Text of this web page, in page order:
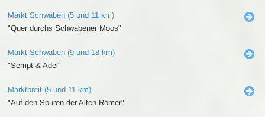
Markt Schwaben (5 und 11 km)
"Quer durchs Schwabener Moos"
Markt Schwaben (9 und 18 km)
"Sempt & Adel"
Marktbreit (5 und 11 km)
"Auf den Spuren der Alten Römer"